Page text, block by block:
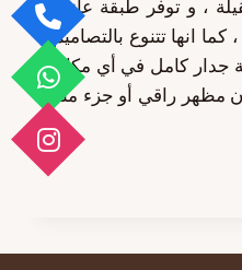
، و توفر طبقة عازلة
انها تتنوع بالتصاميم
جدار كامل في أي مكان
مظهر راقي أو جزء منه